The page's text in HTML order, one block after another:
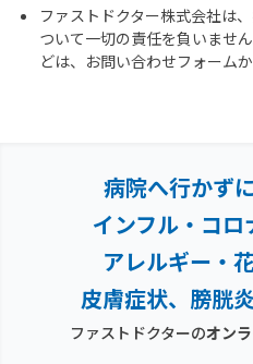
ファストドクター株式会社は
ついて一切の責任を負いませ
どは、お問い合わせフォーム
病院へ行かず
インフル・コロ
アレルギー・花
皮膚症状、膀胱
ファストドクターのオン